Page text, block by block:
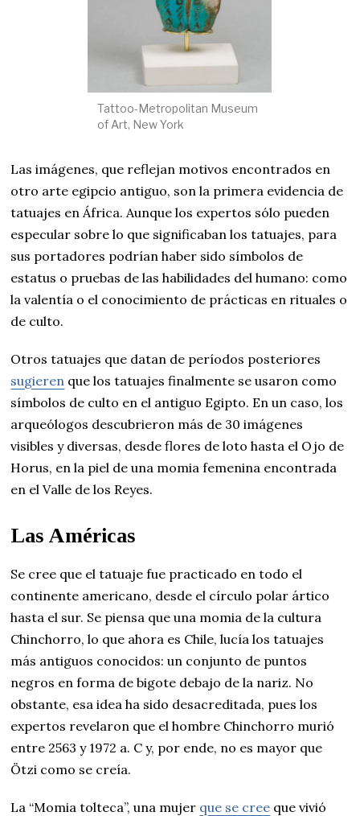
Tattoo-Metropolitan Museum
of Art, New York
Las imágenes, que reflejan motivos encontrados en
otro arte egipcio antiguo, son la primera evidencia de
tatuajes en África. Aunque los expertos sólo pueden
especular sobre lo que significaban los tatuajes, para
sus portadores podrían haber sido símbolos de
estatus o pruebas de las habilidades del humano: como
la valentía o el conocimiento de prácticas en rituales o
de culto.
Otros tatuajes que datan de períodos posteriores
sugieren que los tatuajes finalmente se usaron como
símbolos de culto en el antiguo Egipto. En un caso, los
arqueólogos descubrieron más de 30 imágenes
visibles y diversas, desde flores de loto hasta el Ojo de
Horus, en la piel de una momia femenina encontrada
en el Valle de los Reyes.
Las Américas
Se cree que el tatuaje fue practicado en todo el
continente americano, desde el círculo polar ártico
hasta el sur. Se piensa que una momia de la cultura
Chinchorro, lo que ahora es Chile, lucía los tatuajes
más antiguos conocidos: un conjunto de puntos
negros en forma de bigote debajo de la nariz. No
obstante, esa idea ha sido desacreditada, pues los
expertos revelaron que el hombre Chinchorro murió
entre 2563 y 1972 a. C y, por ende, no es mayor que
Ötzi como se creía.
La “Momia tolteca”, una mujer que se cree que vivió